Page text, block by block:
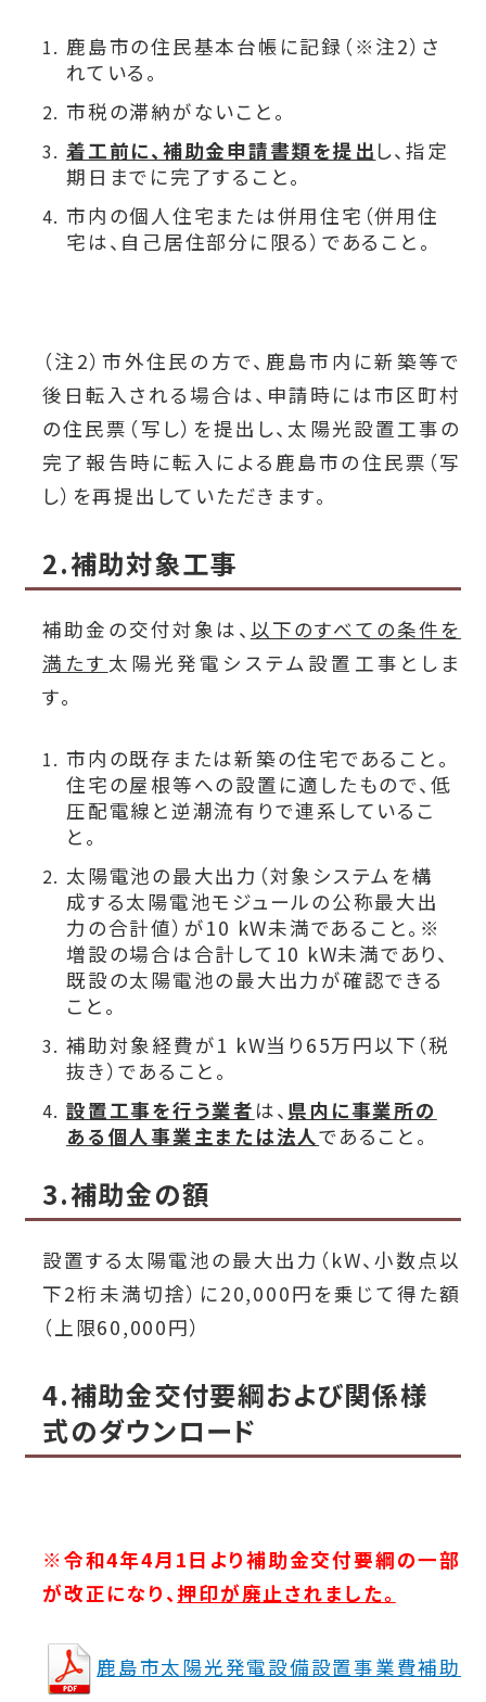
鹿島市の住民基本台帳に記録（※注2）さ
れている。
市税の滞納がないこと。
着工前に、補助金申請書類を提出 し、指定
期日までに完了すること。
市内の個人住宅または併用住宅（併用住
宅は、自己居住部分に限る）であること。
（注2）市外住民の方で、鹿島市内に新築等で
後日転入される場合は、申請時には市区町村
の住民票（写し）を提出し、太陽光設置工事の
完了報告時に転入による鹿島市の住民票（写
し）を再提出していただきます。
2.補助対象工事
補助金の交付対象は、 以下のすべての条件を
満たす 太陽光発電システム設置工事としま
す。
市内の既存または新築の住宅であること。
住宅の屋根等への設置に適したもので、低
圧配電線と逆潮流有りで連系しているこ
と。
太陽電池の最大出力（対象システムを構
成する太陽電池モジュールの公称最大出
力の合計値）が10 kW未満であること。※
増設の場合は合計して10 kW未満であり、
既設の太陽電池の最大出力が確認できる
こと。
補助対象経費が1 kW当り65万円以下（税
抜き）であること。
設置工事を行う業者 は、 県内に事業所の
ある個人事業主または法人であること。
3.補助金の額
設置する太陽電池の最大出力（kW、小数点以
下2桁未満切捨）に20,000円を乗じて得た額
（上限60,000円）
4.補助金交付要綱および関係様
式のダウンロード
※令和4年4月1日より補助金交付要綱の一部
が改正になり、押印が廃止されました。
鹿島市太陽光発電設備設置事業費補助